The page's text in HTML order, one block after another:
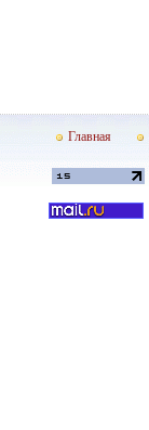
Главная